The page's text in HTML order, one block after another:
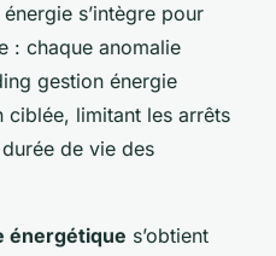
s’intègre pour
: chaque anomalie
gestion énergie
ciblée, limitant les arrêts
de vie des
énergétique s’obtient